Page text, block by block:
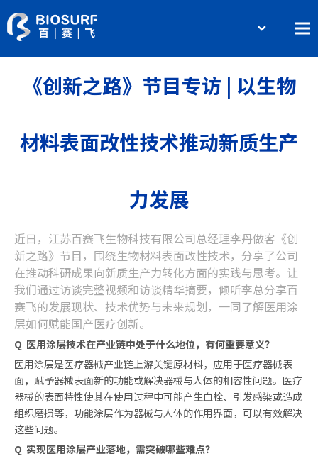
About BIOSURF
Contact Us
《创新之路》节目专访 | 以生物
材料表面改性技术推动新质生产
力发展
近日，江苏百赛飞生物科技有限公司总经理李丹做客《创
新之路》节目，围绕生物材料表面改性技术，分享了公司
在推动科研成果向新质生产力转化方面的实践与思考。让
我们通过访谈完整视频和访谈精华摘要，倾听李总分享百
赛飞的发展现状、技术优势与未来规划，一同了解医用涂
层如何赋能国产医疗创新。
Q 医用涂层技术在产业链中处于什么地位，有何重要意义？
医用涂层是医疗器械产业链上游关键原材料，应用于医疗器械表
面，赋予器械表面新的功能或解决器械与人体的相容性问题。医疗
器械的表面特性使其在使用过程中可能产生血栓、引发感染或造成
组织磨损等，功能涂层作为器械与人体的作用界面，可以有效解决
这些问题。
Q 实现医用涂层产业落地，需突破哪些难点？